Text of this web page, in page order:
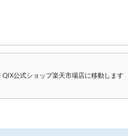
QIX公式ショップ楽天市場店に移動します